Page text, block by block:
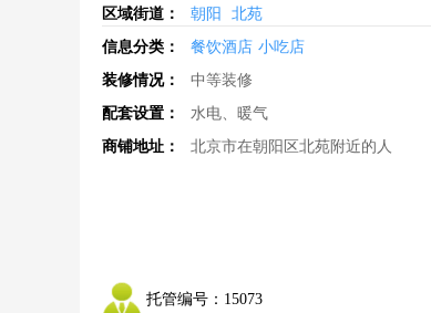
区域街道： 朝阳
北苑
信息分类：
餐饮酒店 小吃店
装修情况：
中等装修
配套设置：
水电、暖气
商铺地址：
北京市在朝阳区北苑附近的人
托管编号： 15073